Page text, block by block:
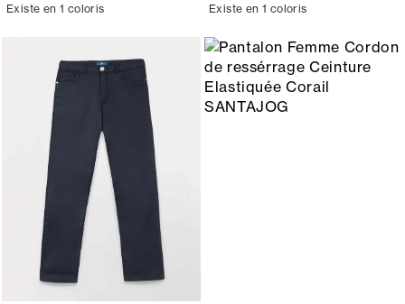
Existe en 1 coloris Existe en 1 coloris